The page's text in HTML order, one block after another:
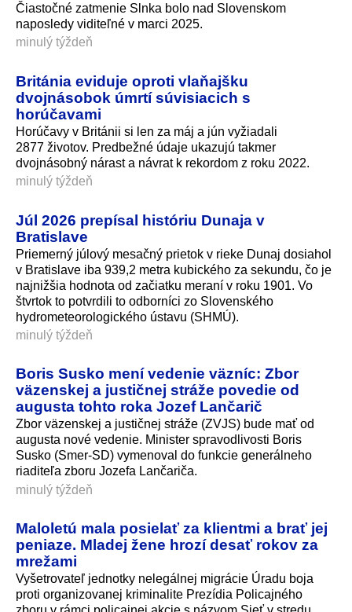
Čiastočné zatmenie Slnka bolo nad Slovenskom
naposledy viditeľné v marci 2025.
minulý týždeň
Británia eviduje oproti vlaňajšku
dvojnásobok úmrtí súvisiacich s
horúčavami
Horúčavy v Británii si len za máj a jún vyžiadali
2877 životov. Predbežné údaje ukazujú takmer
dvojnásobný nárast a návrat k rekordom z roku 2022.
minulý týždeň
Júl 2026 prepísal históriu Dunaja v
Bratislave
Priemerný júlový mesačný prietok v rieke Dunaj dosiahol
v Bratislave iba 939,2 metra kubického za sekundu, čo je
najnižšia hodnota od začiatku meraní v roku 1901. Vo
štvrtok to potvrdili to odborníci zo Slovenského
hydrometeorolo­gického ústavu (SHMÚ).
minulý týždeň
Boris Susko mení vedenie väzníc: Zbor
väzenskej a justičnej stráže povedie od
augusta tohto roka Jozef Lančarič
Zbor väzenskej a justičnej stráže (ZVJS) bude mať od
augusta nové vedenie. Minister spravodlivosti Boris
Susko (Smer-SD) vymenoval do funkcie generálneho
riaditeľa zboru Jozefa Lančariča.
minulý týždeň
Maloletú mala posielať za klientmi a brať jej
peniaze. Mladej žene hrozí desať rokov za
mrežami
Vyšetrovateľ jednotky nelegálnej migrácie Úradu boja
proti organizovanej kriminalite Prezídia Policajného